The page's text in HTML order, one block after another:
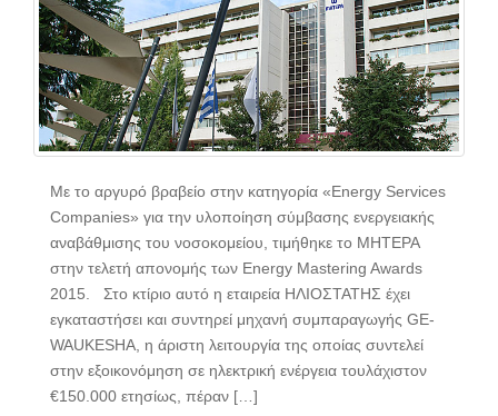
Με το αργυρό βραβείο στην κατηγορία «Energy Services
Companies» για την υλοποίηση σύμβασης ενεργειακής
αναβάθμισης του νοσοκομείου, τιμήθηκε το ΜΗΤΕΡΑ
στην τελετή απονομής των Energy Mastering Awards
2015. Στο κτίριο αυτό η εταιρεία ΗΛΙΟΣΤΑΤΗΣ έχει
εγκαταστήσει και συντηρεί μηχανή συμπαραγωγής GE-
WAUKESHA, η άριστη λειτουργία της οποίας συντελεί
στην εξοικονόμηση σε ηλεκτρική ενέργεια τουλάχιστον
€150.000 ετησίως, πέραν […]